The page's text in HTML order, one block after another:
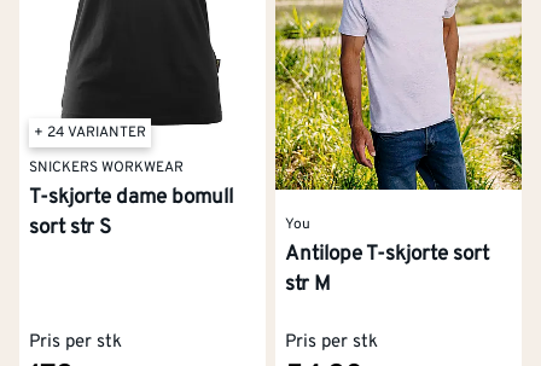
+ 24 VARIANTER
SNICKERS WORKWEAR
T-skjorte dame bomull
sort str S
Pris per stk
You
Antilope T-skjorte sort
str M
Pris per stk